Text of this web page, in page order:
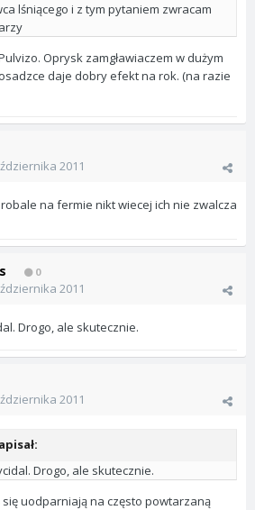
lśniącego i z tym pytaniem zwracam
Oprysk zamgławiaczem w dużym
daje dobry efekt na rok. (na razie
2011
na fermie nikt wiecej ich nie zwalcza
0
2011
Drogo, ale skutecznie.
2011
Drogo, ale skutecznie.
uodparniają na często powtarzaną